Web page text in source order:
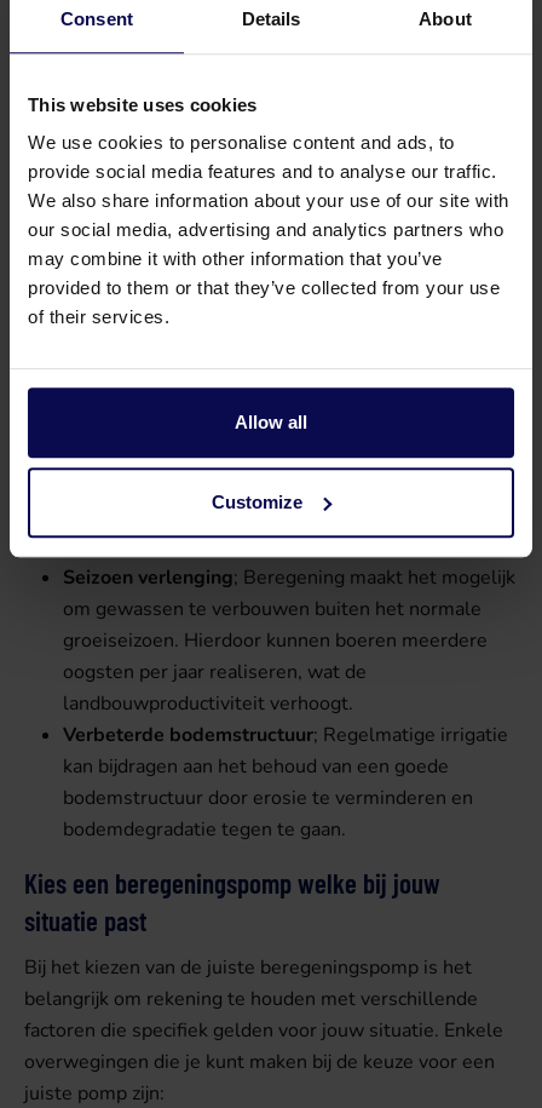
Consent Details About
This website uses cookies
We use cookies to personalise content and ads, to
provide social media features and to analyse our traffic.
We also share information about your use of our site with
our social media, advertising and analytics partners who
may combine it with other information that you’ve
provided to them or that they’ve collected from your use
of their services.
Allow all
Customize
Beregening als vorstbestrijding
Voordelen van beregening
Kunstmatige beregening in de landbouw biedt
verschillende voordelen. Belangrijke voordelen zijn:
Optimale groeiomstandigheden; Kunstmatige
beregening zorgt ervoor dat gewassen regelmatig
en gelijkmatig worden voorzien van water, wat de
optimale groeiomstandigheden bevordert. Dit is
neerslag of langdurige droogte.
; In periodes van droogte kan
kunstmatige beregening helpen om watertekorten
de nadelige effecten van droogte, waaronder
verminderde opbrengsten en kwaliteit.
Seizoen verlenging; Beregening maakt het mogelijk
om gewassen te verbouwen buiten het normale
groeiseizoen. Hierdoor kunnen boeren meerdere
oogsten per jaar realiseren, wat de
landbouwproductiviteit verhoogt.
Verbeterde bodemstructuur; Regelmatige irrigatie
kan bijdragen aan het behoud van een goede
bodemstructuur door erosie te verminderen en
bodemdegradatie tegen te gaan.
Kies een beregeningspomp welke bij jouw
situatie past
Bij het kiezen van de juiste beregeningspomp is het
belangrijk om rekening te houden met verschillende
factoren die specifiek gelden voor jouw situatie. Enkele
overwegingen die je kunt maken bij de keuze voor een
juiste pomp zijn: